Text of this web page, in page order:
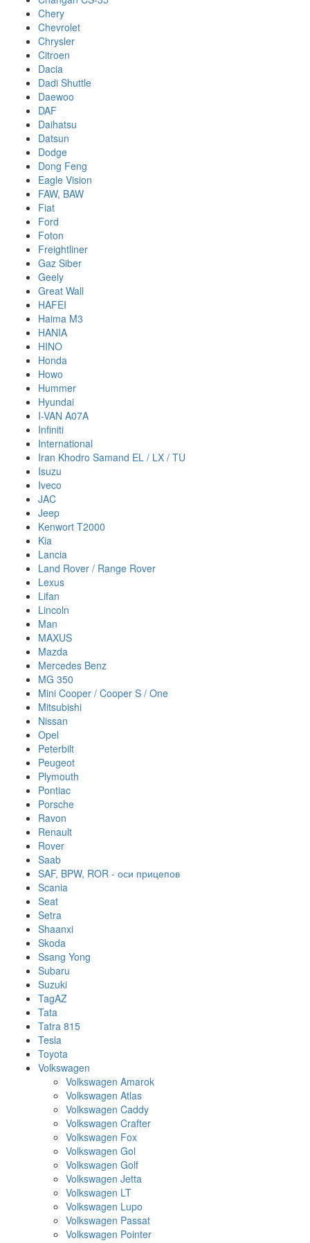
Chery
Chevrolet
Chrysler
Citroen
Dacia
Dadi Shuttle
Daewoo
DAF
Daihatsu
Datsun
Dodge
Dong Feng
Eagle Vision
FAW, BAW
Fiat
Ford
Foton
Freightliner
Gaz Siber
Geely
Great Wall
HAFEI
Haima M3
HANIA
HINO
Honda
Howo
Hummer
Hyundai
I-VAN A07A
Infiniti
International
Iran Khodro Samand EL / LX / TU
Isuzu
Iveco
JAC
Jeep
Kenwort T2000
Kia
Lancia
Land Rover / Range Rover
Lexus
Lifan
Lincoln
Man
MAXUS
Mazda
Mercedes Benz
MG 350
Mini Cooper / Cooper S / One
Mitsubishi
Nissan
Opel
Peterbilt
Peugeot
Plymouth
Pontiac
Porsche
Ravon
Renault
Rover
Saab
SAF, BPW, ROR - оси прицепов
Scania
Seat
Setra
Shaanxi
Skoda
Ssang Yong
Subaru
Suzuki
TagAZ
Tata
Tatra 815
Tesla
Toyota
Volkswagen
Volkswagen Amarok
Volkswagen Atlas
Volkswagen Caddy
Volkswagen Crafter
Volkswagen Fox
Volkswagen Gol
Volkswagen Golf
Volkswagen Jetta
Volkswagen LT
Volkswagen Lupo
Volkswagen Passat
Volkswagen Pointer